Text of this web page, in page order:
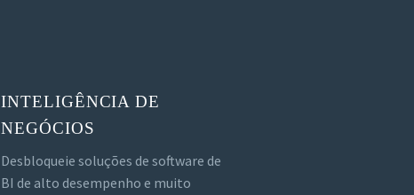
INTELIGÊNCIA DE
NEGÓCIOS
Desbloqueie soluções de software de
BI de alto desempenho e muito